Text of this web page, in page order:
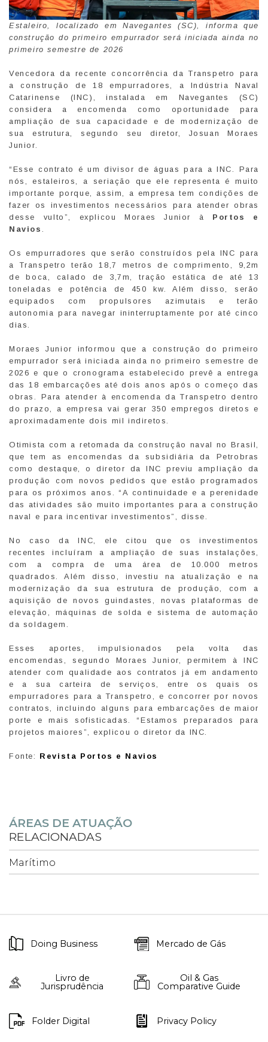
Estaleiro, localizado em Navegantes (SC), informa que
construção do primeiro empurrador será iniciada ainda no
primeiro semestre de 2026
Vencedora da recente concorrência da Transpetro para
a construção de 18 empurradores, a Indústria Naval
Catarinense (INC), instalada em Navegantes (SC)
considera a encomenda como oportunidade para
ampliação de sua capacidade e de modernização de
sua estrutura, segundo seu diretor, Josuan Moraes
Junior.
“Esse contrato é um divisor de águas para a INC. Para
nós, estaleiros, a seriação que ele representa é muito
importante porque, assim, a empresa tem condições de
fazer os investimentos necessários para atender obras
desse vulto”, explicou Moraes Junior à Portos e
Navios .
Os empurradores que serão construídos pela INC para
a Transpetro terão 18,7 metros de comprimento, 9,2m
de boca, calado de 3,7m, tração estática de até 13
toneladas e potência de 450 kw. Além disso, serão
equipados com propulsores azimutais e terão
autonomia para navegar ininterruptamente por até cinco
dias.
Moraes Junior informou que a construção do primeiro
empurrador será iniciada ainda no primeiro semestre de
2026 e que o cronograma estabelecido prevê a entrega
das 18 embarcações até dois anos após o começo das
obras. Para atender à encomenda da Transpetro dentro
do prazo, a empresa vai gerar 350 empregos diretos e
aproximadamente dois mil indiretos.
Otimista com a retomada da construção naval no Brasil,
que tem as encomendas da subsidiária da Petrobras
como destaque, o diretor da INC previu ampliação da
produção com novos pedidos que estão programados
para os próximos anos. “A continuidade e a perenidade
das atividades são muito importantes para a construção
naval e para incentivar investimentos”, disse.
No caso da INC, ele citou que os investimentos
recentes incluíram a ampliação de suas instalações,
com a compra de uma área de 10.000 metros
quadrados. Além disso, investiu na atualização e na
modernização da sua estrutura de produção, com a
aquisição de novos guindastes, novas plataformas de
elevação, máquinas de solda e sistema de automação
da soldagem.
Esses aportes, impulsionados pela volta das
encomendas, segundo Moraes Junior, permitem à INC
atender com qualidade aos contratos já em andamento
e a sua carteira de serviços, entre os quais os
empurradores para a Transpetro, e concorrer por novos
contratos, incluindo alguns para embarcações de maior
porte e mais sofisticadas. “Estamos preparados para
projetos maiores”, explicou o diretor da INC.
Fonte: Revista Portos e Navios
ÁREAS DE ATUAÇÃO
RELACIONADAS
Marítimo
Doing Business Mercado de Gás
Livro de
Jurisprudência
Oil & Gas
Comparative Guide
Folder Digital Privacy Policy